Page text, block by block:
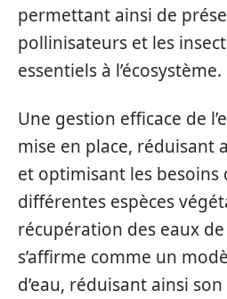
permettant ainsi de
pollinisateurs et les
essentiels à l’écosystème.
Une gestion efficace de
mise en place, réduisant
et optimisant les besoins
différentes espèces
récupération des eaux
s’affirme comme un
d’eau, réduisant ainsi